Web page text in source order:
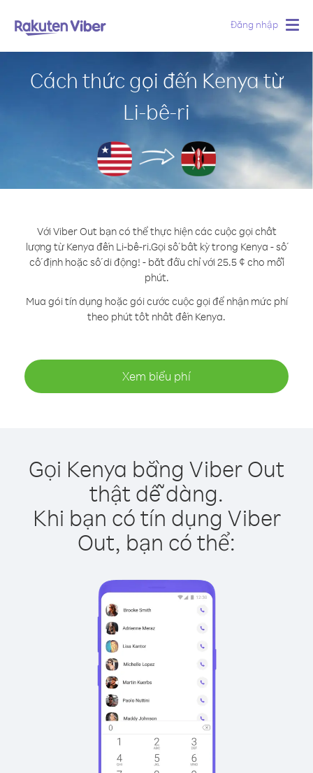
Đăng nhập
Cách thức gọi đến Kenya từ
Li-bê-ri
Với Viber Out bạn có thể thực hiện các cuộc gọi chất
lượng từ Kenya đến Li-bê-ri.Gọi số bất kỳ trong Kenya - số
cố định hoặc số di động! - bắt đầu chỉ với 25.5 ¢ cho mỗi
phút.
Mua gói tín dụng hoặc gói cước cuộc gọi để nhận mức phí
theo phút tốt nhất đến Kenya.
Xem biểu phí
Gọi Kenya bằng Viber Out
thật dễ dàng.
Khi bạn có tín dụng Viber
Out, bạn có thể: